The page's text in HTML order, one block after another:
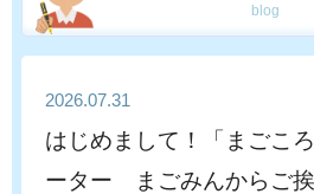
blog
2026.07.31
はじめまして！「まごこ
ーター まごみんからご